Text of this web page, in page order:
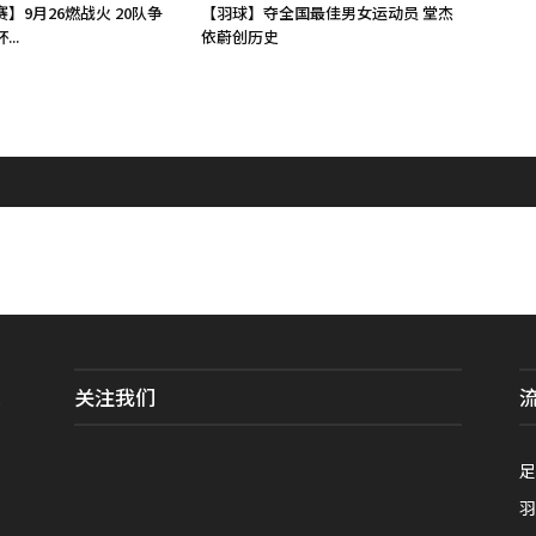
】9月26燃战火 20队争
...
【羽球】夺全国最佳男女运动员 堂杰
依蔚创历史
关注我们